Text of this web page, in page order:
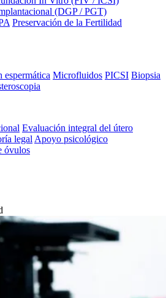
(DGP / PGT)
Preservación de la Fertilidad
espermática Microfluidos PICSI Biopsia
Evaluación integral del útero
legal Apoyo psicológico
óvulos